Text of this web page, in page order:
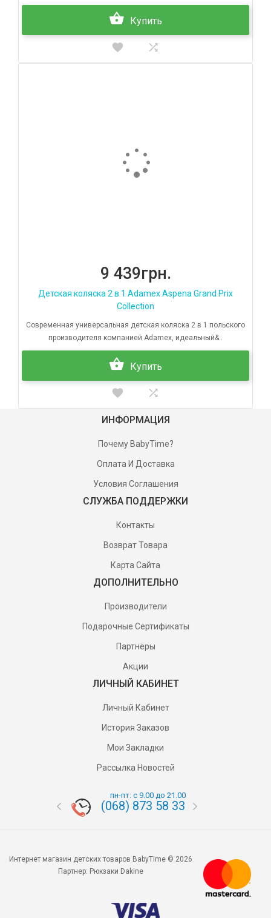
Купить
9 439грн.
Детская коляска 2 в 1 Adamex Aspena Grand Prix
Collection
Современная универсальная детская коляска 2 в 1 польского
производителя компанией Adamex, идеальный&..
Купить
ИНФОРМАЦИЯ
Почему BabyTime?
Оплата И Доставка
Условия Соглашения
СЛУЖБА ПОДДЕРЖКИ
Контакты
Возврат Товара
Карта Сайта
ДОПОЛНИТЕЛЬНО
Производители
Подарочные Сертификаты
Партнёры
Акции
ЛИЧНЫЙ КАБИНЕТ
Личный Кабинет
История Заказов
Мои Закладки
Рассылка Новостей
пн-пт: с 9.00 до 21.00
(068) 873 58 33
Интернет магазин детских товаров BabyTime © 2026
Партнер: Рюкзаки Dakine